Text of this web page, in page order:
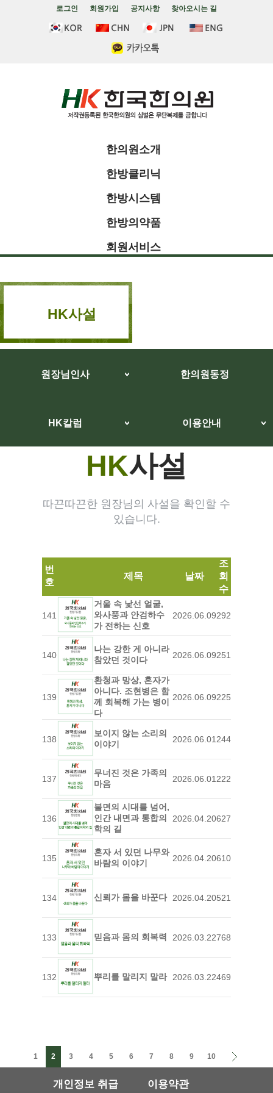
로그인 회원가입 공지사항 찾아오시는 길
한의원소개
한방클리닉
한방시스템
한방의약품
회원서비스
HK사설
원장님인사 한의원동정
HK칼럼 이용안내
HK사설
따끈따끈한 원장님의 사설을 확인할 수
있습니다.
번
호
제목 날짜
조
회
수
141
거울 속 낯선 얼굴,
와사풍과 안검하수
가 전하는 신호
2026.06.09292
140
나는 강한 게 아니라
참았던 것이다
2026.06.09251
139
환청과 망상, 혼자가
아니다. 조현병은 함
께 회복해 가는 병이
다
2026.06.09225
138
보이지 않는 소리의
이야기
2026.06.01 244
137
무너진 것은 가족의
마음
2026.06.01 222
136
불면의 시대를 넘어,
인간 내면과 통합의
학의 길
2026.04.20627
135
혼자 서 있던 나무와
바람의 이야기
2026.04.20610
134 신뢰가 몸을 바꾼다 2026.04.20521
133 믿음과 몸의 회복력 2026.03.22768
132 뿌리를 말리지 말라 2026.03.22469
1 2 3 4 5 6 7 8 9 10
개인정보 취급
이용약관